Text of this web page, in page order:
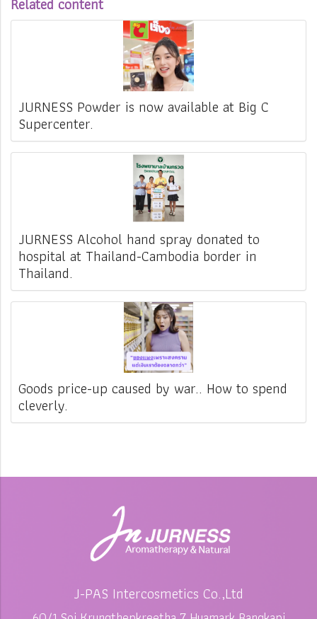
JURNESS Powder is now available at Big C
Supercenter.
JURNESS Alcohol hand spray donated to
hospital at Thailand-Cambodia border in
Thailand.
Goods price-up caused by war.. How to spend
cleverly.
J-PAS Intercosmetics Co.,Ltd